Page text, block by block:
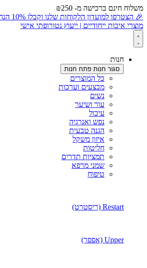
משלוח חינם ברכישה מ- ₪250
🎉 הצטרפו למועדון הלקוחות שלנו וקבלו 10% הנחה
מוצרי איכות ייחודיים | ייעוץ נטורופתי אישי
חנות
סגור חנות פתח חנות
כל המוצרים
מבצעים וערכות
נשים
עור ושיער
עיכול
נפש ואנרגיה
הגנה טבעית
איזון משקל
חליטות
תמציות תדרים
שמני מרפא
טיפוח
Restart (ריסטרט)
Upper (אפפר)